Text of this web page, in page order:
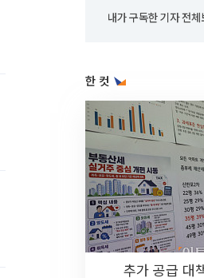
내가 구독한 기자 전체
한 컷
추가 공급 대